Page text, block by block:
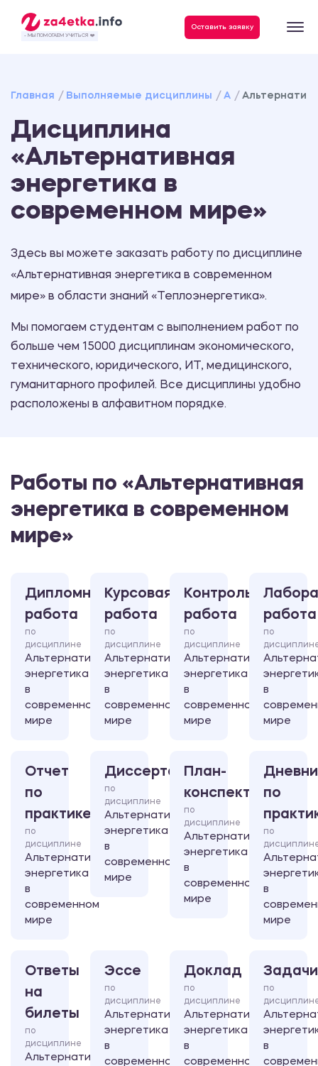
- МЫ ПОМОГАЕМ УЧИТЬСЯ ❤️
Оставить заявку
Главная Выполняемые дисциплины А
Дисциплина
«Альтернативная
энергетика в
современном мире»
Здесь вы можете заказать работу по дисциплине
«Альтернативная энергетика в современном
мире» в области знаний «Теплоэнергетика».
Мы помогаем студентам с выполнением работ по
больше чем 15000 дисциплинам экономического,
технического, юридического, ИТ, медицинского,
гуманитарного профилей. Все дисциплины удобно
расположены в алфавитном порядке.
Работы по «Альтернативная
энергетика в современном
мире»
Дипломная
работа
по
дисциплине
Альтернативная
энергетика
в
современном
мире
Курсовая
работа
по
дисциплине
Альтернативная
энергетика
в
современном
мире
Контрольная
работа
по
дисциплине
Альтернативная
энергетика
в
современном
мире
работа
по
в
мире
Отчет
по
практике
по
дисциплине
Альтернативная
энергетика
в
современном
мире
Диссертация
по
дисциплине
Альтернативная
энергетика
в
современном
мире
План-
конспект
по
дисциплине
Альтернативная
энергетика
в
современном
мире
по
по
в
мире
Ответы
на
билеты
по
дисциплине
Альтернативная
Эссе
по
дисциплине
Альтернативная
энергетика
в
современном
Доклад
по
дисциплине
Альтернативная
энергетика
в
современном
Задачи
по
в